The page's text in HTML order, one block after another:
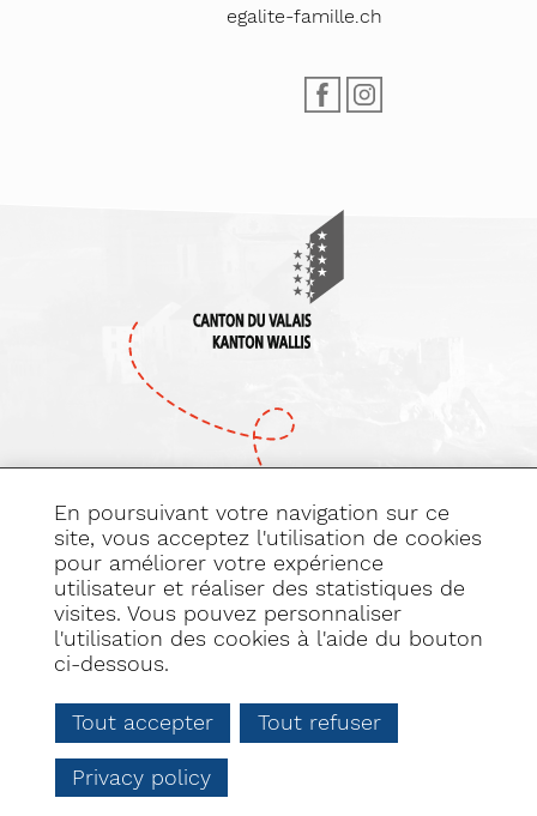
egalite-famille.ch
Abonnez-vous
à notre newsletter
powered by/boomerang
En poursuivant votre navigation sur ce
site, vous acceptez l'utilisation de cookies
pour améliorer votre expérience
utilisateur et réaliser des statistiques de
visites. Vous pouvez personnaliser
l'utilisation des cookies à l'aide du bouton
ci-dessous.
Tout accepter Tout refuser
Privacy policy